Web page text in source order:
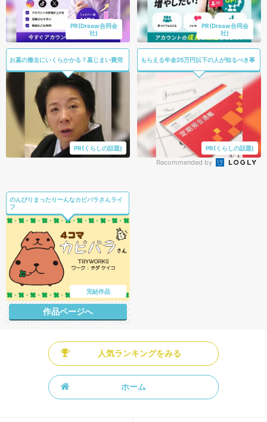
PR(Dreaw合同会
社)
PR(Dreaw合同会
社)
お墓の撤去にいくらかかる？墓じまい費用
PR(くらしの話題)
もらえる年金25万円以下の人が知るべき事
PR(くらしの話題)
Recommended by
のんびりまったり〜んなカピバラさんライ
フ
完結作品
作品ページへ
人気ランキングをみる
ホーム